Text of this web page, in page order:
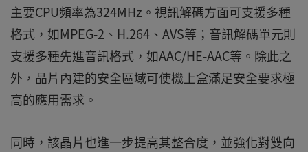
主要CPU頻率為324MHz。視訊解碼方面可支援多種
格式，如MPEG-2、H.264、AVS等；音訊解碼單元則
支援多種先進音訊格式，如AAC/HE-AAC等。除此之
外，晶片內建的安全區域可使機上盒滿足安全要求極
高的應用需求。
同時，該晶片也進一步提高其整合度，並強化對雙向